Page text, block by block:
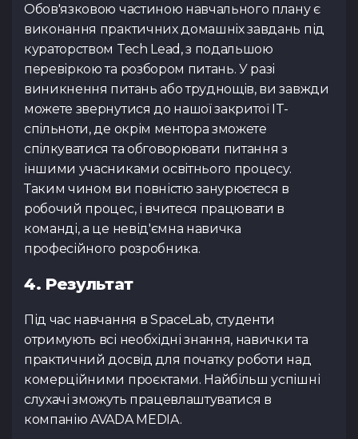
Обов'язковою частиною навчального плану є
виконання практичних домашніх завдань під
кураторством Tech Lead, з подальшою
перевіркою та розбором питань. У разі
виникнення питань або труднощів, ви завжди
можете звернутися до нашої закритої IT-
спільноти, де окрім ментора зможете
спілкуватися та обговорювати питання з
іншими учасниками освітнього процесу.
Таким чином ви повністю занурюєтеся в
робочий процес, і вчитеся працювати в
команді, а це невід'ємна навичка
професійного розробника.
4. Результат
Під час навчання в SpaceLab, студенти
отримують всі необхідні знання, навички та
практичний досвід для початку роботи над
комерційними проєктами. Найбільш успішні
слухачі зможуть працевлаштуватися в
компанію AVADA MEDIA.